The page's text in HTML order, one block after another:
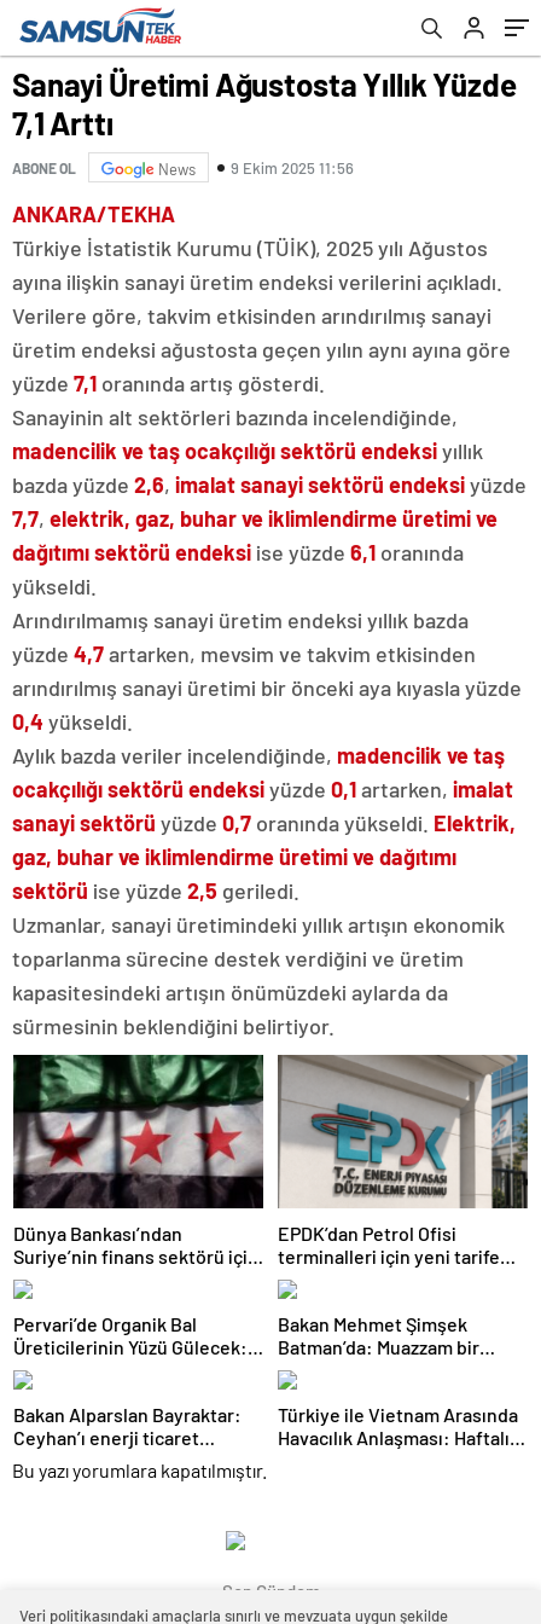
Sanayi Üretimi Ağustosta Yıllık Yüzde
7,1 Arttı
ABONE OL News 9 Ekim 2025 11:56
ANKARA/TEKHA
Türkiye İstatistik Kurumu (TÜİK), 2025 yılı Ağustos
ayına ilişkin sanayi üretim endeksi verilerini açıkladı.
Verilere göre, takvim etkisinden arındırılmış sanayi
üretim endeksi ağustosta geçen yılın aynı ayına göre
yüzde 7,1 oranında artış gösterdi.
Sanayinin alt sektörleri bazında incelendiğinde,
madencilik ve taş ocakçılığı sektörü endeksiyıllık
bazda yüzde 2,6, imalat sanayi sektörü endeksiyüzde
7,7, elektrik, gaz, buhar ve iklimlendirme üretimi ve
dağıtımı sektörü endeksi ise yüzde 6,1 oranında
yükseldi.
Arındırılmamış sanayi üretim endeksi yıllık bazda
yüzde 4,7artarken, mevsim ve takvim etkisinden
arındırılmış sanayi üretimi bir önceki aya kıyasla yüzde
0,4 yükseldi.
Aylık bazda veriler incelendiğinde, madencilik ve taş
ocakçılığı sektörü endeksiyüzde 0,1artarken, imalat
sanayi sektörü yüzde 0,7 oranında yükseldi. Elektrik,
gaz, buhar ve iklimlendirme üretimi ve dağıtımı
sektörü ise yüzde 2,5 geriledi.
Uzmanlar, sanayi üretimindeki yıllık artışın ekonomik
toparlanma sürecine destek verdiğini ve üretim
kapasitesindeki artışın önümüzdeki aylarda da
sürmesinin beklendiğini belirtiyor.
Dünya Bankası’ndan
Suriye’nin finans sektörü için
100 milyon dolarlık hibe
EPDK’dan Petrol Ofisi
terminalleri için yeni tarife
kararı
Pervari’de Organik Bal
Üreticilerinin Yüzü Gülecek:
Bu Yıl Rekolte İyi Seviyede
Bekleniyor
Bakan Mehmet Şimşek
Batman’da: Muazzam bir
hizmet fırtınası var
Bakan Alparslan Bayraktar:
Ceyhan’ı enerji ticaret
merkezi yapacağız
Türkiye ile Vietnam Arasında
Havacılık Anlaşması: Haftalık
Bu yazı yorumlara kapatılmıştır.
Son Gündem
Veri politikasındaki amaçlarla sınırlı ve mevzuata uygun şekilde